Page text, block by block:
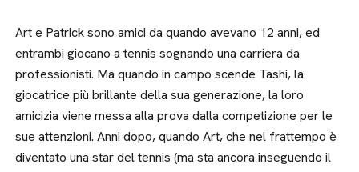
Art e Patrick sono amici da quando avevano 12 anni, ed
entrambi giocano a tennis sognando una carriera da
professionisti. Ma quando in campo scende Tashi, la
giocatrice più brillante della sua generazione, la loro
amicizia viene messa alla prova dalla competizione per le
sue attenzioni. Anni dopo, quando Art, che nel frattempo è
diventato una star del tennis (ma sta ancora inseguendo il